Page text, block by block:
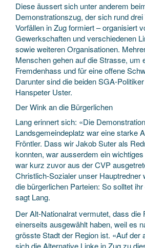
Diese äussert sich unter anderem
Demonstrationszug, der sich rund
Vorfällen in Zug formiert – organisiert
Gewerkschaften und verschiedenen
sowie weiteren Organisationen.
Menschen gehen auf die Strasse, um
Fremdenhass und für eine offene
Darunter sind die beiden SGA-
Hanspeter Uster.
Der Wink an die Bürgerlichen
Lang erinnert sich: «Die
Landsgemeindeplatz war eine starke
Fröntler. Dass wir Jakob Suter als
konnten, war ausserdem ein
war kurz zuvor aus der CVP
Christlich-Sozialer unser Hauptredner
die bürgerlichen Parteien: So solltet
sagt Lang.
Der Alt-Nationalrat vermutet, dass die
einerseits ausgewählt haben, weil es
grösste Stadt der Region ist. «Auf der
sich die Alternative Linke in Zug zu